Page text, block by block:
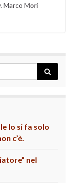
Marco Mori
lo si fa solo
c’è.
nel